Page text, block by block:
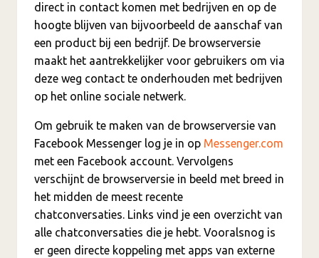
direct in contact komen met bedrijven en op de
hoogte blijven van bijvoorbeeld de aanschaf van
een product bij een bedrijf. De browserversie
maakt het aantrekkelijker voor gebruikers om via
deze weg contact te onderhouden met bedrijven
op het online sociale netwerk.
Om gebruik te maken van de browserversie van
Facebook Messenger log je in op Messenger.com
met een Facebook account. Vervolgens
verschijnt de browserversie in beeld met breed in
het midden de meest recente
chatconversaties. Links vind je een overzicht van
alle chatconversaties die je hebt. Vooralsnog is
er geen directe koppeling met apps van externe